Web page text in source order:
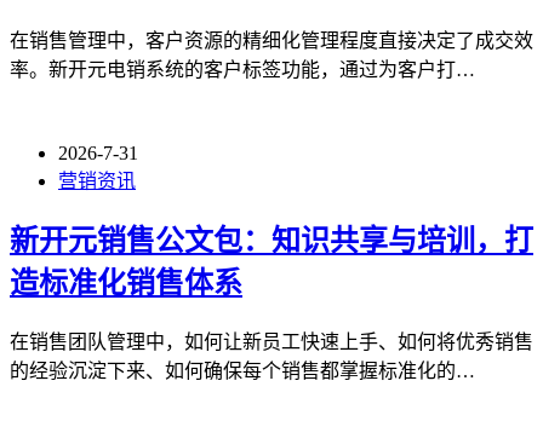
在销售管理中，客户资源的精细化管理程度直接决定了成交效
率。新开元电销系统的客户标签功能，通过为客户打…
2026-7-31
营销资讯
新开元销售公文包：知识共享与培训，打
造标准化销售体系
在销售团队管理中，如何让新员工快速上手、如何将优秀销售
的经验沉淀下来、如何确保每个销售都掌握标准化的…